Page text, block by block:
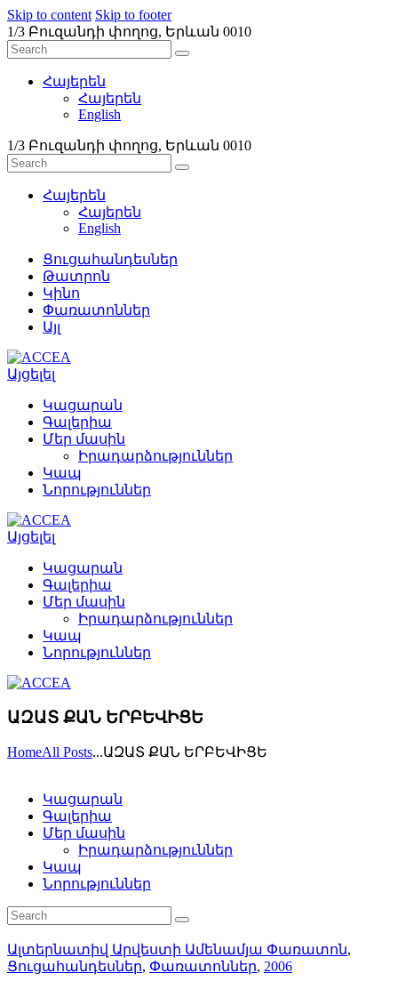
Skip to content Skip to footer
1/3 Բուզանդի փողոց, Երևան 0010
Հայերեն
Հայերեն
English
1/3 Բուզանդի փողոց, Երևան 0010
Հայերեն
Հայերեն
English
Ցուցահանդեսներ
Թատրոն
Կինո
Փառատոններ
Այլ
Այցելել
Կացարան
Գալերիա
Մեր մասին
Իրադարձություններ
Կապ
Նորություններ
Այցելել
Կացարան
Գալերիա
Մեր մասին
Իրադարձություններ
Կապ
Նորություններ
ԱԶԱՏ ՔԱՆ ԵՐԲԵՎԻՑԵ
HomeAll Posts...ԱԶԱՏ ՔԱՆ ԵՐԲԵՎԻՑԵ
Կացարան
Գալերիա
Մեր մասին
Իրադարձություններ
Կապ
Նորություններ
Ալտերնատիվ Արվեստի Ամենամյա Փառատոն,
Ցուցահանդեսներ, Փառատոններ, 2006